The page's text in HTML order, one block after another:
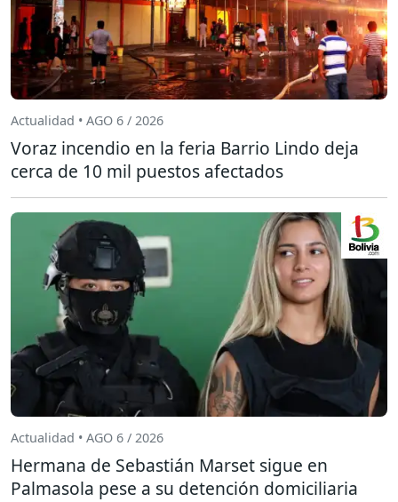
Actualidad • AGO 6 / 2026
Voraz incendio en la feria Barrio Lindo deja
cerca de 10 mil puestos afectados
Actualidad • AGO 6 / 2026
Hermana de Sebastián Marset sigue en
Palmasola pese a su detención domiciliaria